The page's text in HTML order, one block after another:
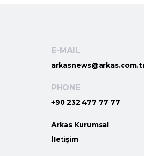
E-MAIL
PHONE
+90 232 477 77 77
Arkas Kurumsal
İletişim